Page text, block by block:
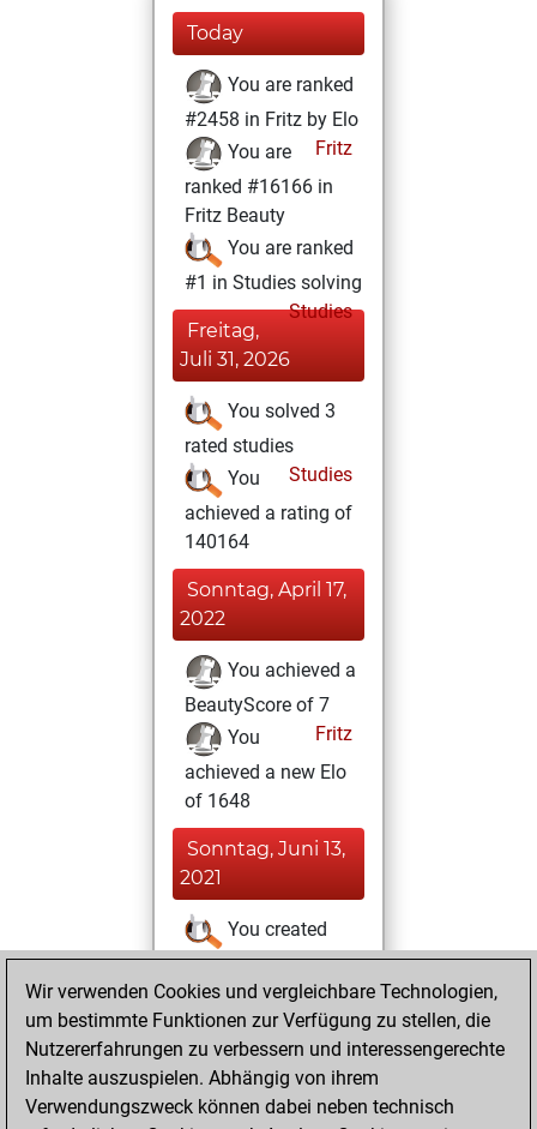
Today
You are ranked
#2458 in Fritz by Elo
Fritz
You are
ranked #16166 in
Fritz Beauty
You are ranked
#1 in Studies solving
Studies
Freitag,
Juli 31, 2026
You solved 3
rated studies
Studies
You
achieved a rating of
140164
Sonntag, April 17,
2022
You achieved a
BeautyScore of 7
Fritz
You
achieved a new Elo
of 1648
Sonntag, Juni 13,
2021
You created
your Studies account
Studies
Mittwoch,
April 7, 2021
You won
Wir verwenden Cookies und vergleichbare Technologien,
um bestimmte Funktionen zur Verfügung zu stellen, die
Nutzererfahrungen zu verbessern und interessengerechte
Inhalte auszuspielen. Abhängig von ihrem
Verwendungszweck können dabei neben technisch